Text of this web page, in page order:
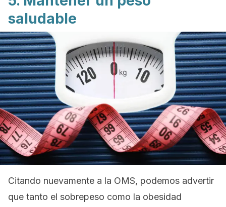
saludable
Citando nuevamente a la OMS, podemos advertir
que tanto el sobrepeso como la obesidad